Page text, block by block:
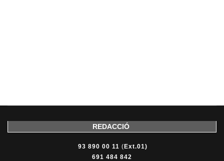
REDACCIÓ
93 890 00 11 ( Ext.01)
691 484 842